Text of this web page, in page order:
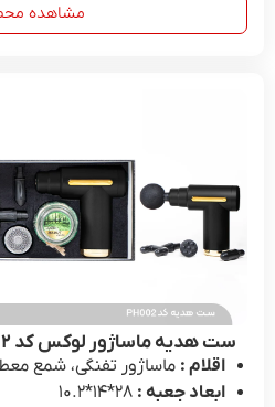
مشاهده
ست هدیه ماساژور لوکس کد PH۰۰۲
اقلام : ماساژور تفنگی، شمع
ابعاد جعبه :